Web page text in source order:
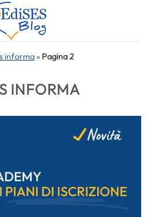
informa » Pagina 2
INFORMA